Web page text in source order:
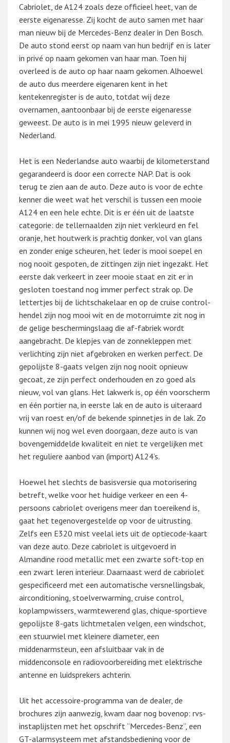
Cabriolet, de A124 zoals deze officieel heet, van de
eerste eigenaresse. Zij kocht de auto samen met haar
man nieuw bij de Mercedes-Benz dealer in Den Bosch.
De auto stond eerst op naam van hun bedrijf en is later
in privé op naam gekomen van haar man. Toen hij
overleed is de auto op haar naam gekomen. Alhoewel
de auto dus meerdere eigenaren kent in het
kentekenregister is de auto, totdat wij deze
overnamen, aantoonbaar bij de eerste eigenaresse
geweest. De auto is in mei 1995 nieuw geleverd in
Nederland.
Het is een Nederlandse auto waarbij de kilometerstand
gegarandeerd is door een correcte NAP. Dat is ook
terug te zien aan de auto. Deze auto is voor de echte
kenner die weet wat het verschil is tussen een mooie
A124 en een hele echte. Dit is er één uit de laatste
categorie: de tellernaalden zijn niet verkleurd en fel
oranje, het houtwerk is prachtig donker, vol van glans
en zonder enige scheuren, het leder is mooi soepel en
nog nooit gespoten, de zittingen zijn niet ingezakt. Het
eerste dak verkeert in zeer mooie staat en zit er in
gesloten toestand nog immer perfect strak op. De
lettertjes bij de lichtschakelaar en op de cruise control-
hendel zijn nog mooi wit en de motorruimte zit nog in
de gelige beschermingslaag die af-fabriek wordt
aangebracht. De klepjes van de zonnekleppen met
verlichting zijn niet afgebroken en werken perfect. De
gepolijste 8-gaats velgen zijn nog nooit opnieuw
gecoat, ze zijn perfect onderhouden en zo goed als
nieuw, vol van glans. Het lakwerk is, op één voorscherm
en één portier na, in eerste lak en de auto is uiteraard
vrij van roest en/of de bekende spinnetjes in de lak. Zo
kunnen wij nog wel even doorgaan, deze auto is van
bovengemiddelde kwaliteit en niet te vergelijken met
het reguliere aanbod van (import) A124’s.
Hoewel het slechts de basisversie qua motorisering
betreft, welke voor het huidige verkeer en een 4-
persoons cabriolet overigens meer dan toereikend is,
gaat het tegenovergestelde op voor de uitrusting.
Zelfs een E320 mist veelal iets uit de optiecode-kaart
van deze auto. Deze cabriolet is uitgevoerd in
Almandine rood metallic met een zwarte soft-top en
een zwart leren interieur. Daarnaast werd de cabriolet
gespecificeerd met een automatische versnellingsbak,
airconditioning, stoelverwarming, cruise control,
koplampwissers, warmtewerend glas, chique-sportieve
gepolijste 8-gats lichtmetalen velgen, een windschot,
een stuurwiel met kleinere diameter, een
middenarmsteun, een afsluitbaar vak in de
middenconsole en radiovoorbereiding met elektrische
antenne en luidsprekers achterin.
Uit het accessoire-programma van de dealer, de
brochures zijn aanwezig, kwam daar nog bovenop: rvs-
instaplijsten met het opschrift “Mercedes-Benz”, een
GT-alarmsysteem met afstandsbediening voor de